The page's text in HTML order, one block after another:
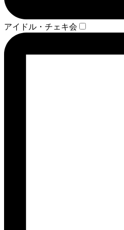
アイドル・チェキ会